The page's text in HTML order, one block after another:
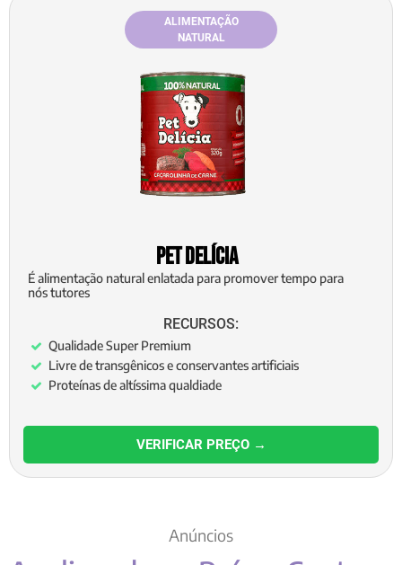
ALIMENTAÇÃO
NATURAL
Pet Delícia
É alimentação natural enlatada para promover tempo para
nós tutores
RECURSOS:
Qualidade Super Premium
Livre de transgênicos e conservantes artificiais
Proteínas de altíssima qualdiade
VERIFICAR PREÇO →
Anúncios